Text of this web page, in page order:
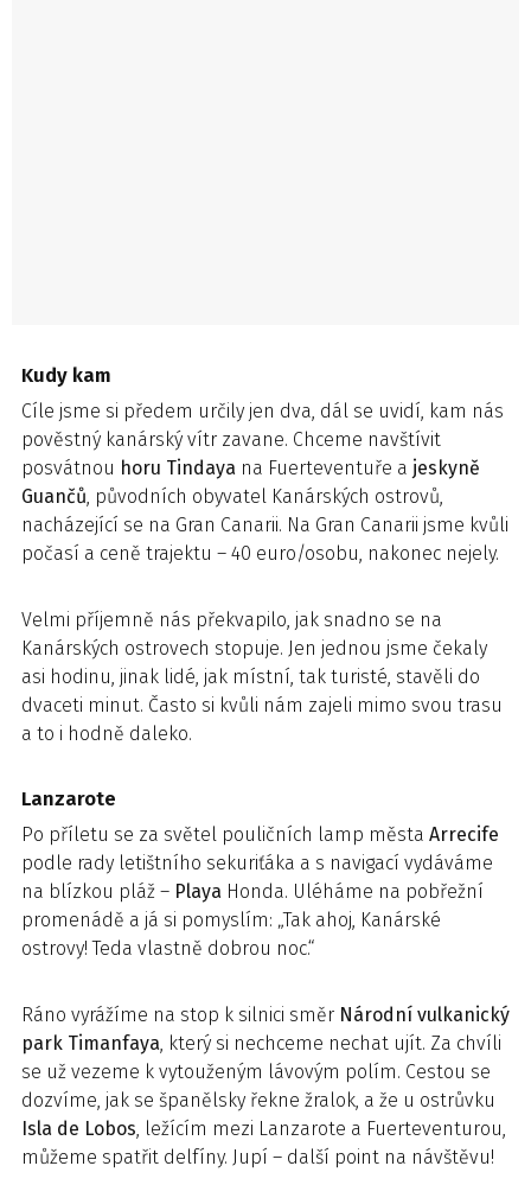
Kudy kam
Cíle jsme si předem určily jen dva, dál se uvidí, kam nás
pověstný kanárský vítr zavane. Chceme navštívit
posvátnou horu Tindaya na Fuerteventuře a jeskyně
Guančů, původních obyvatel Kanárských ostrovů,
nacházející se na Gran Canarii. Na Gran Canarii jsme kvůli
počasí a ceně trajektu – 40 euro/osobu, nakonec nejely.
Velmi příjemně nás překvapilo, jak snadno se na
Kanárských ostrovech stopuje. Jen jednou jsme čekaly
asi hodinu, jinak lidé, jak místní, tak turisté, stavěli do
dvaceti minut. Často si kvůli nám zajeli mimo svou trasu
a to i hodně daleko.
Lanzarote
Po příletu se za světel pouličních lamp města Arrecife
podle rady letištního sekuriťáka a s navigací vydáváme
na blízkou pláž – Playa Honda. Uléháme na pobřežní
promenádě a já si pomyslím: „Tak ahoj, Kanárské
ostrovy! Teda vlastně dobrou noc.“
Ráno vyrážíme na stop k silnici směr Národní vulkanický
park Timanfaya, který si nechceme nechat ujít. Za chvíli
se už vezeme k vytouženým lávovým polím. Cestou se
dozvíme, jak se španělsky řekne žralok, a že u ostrůvku
Isla de Lobos, ležícím mezi Lanzarote a Fuerteventurou,
můžeme spatřit delfíny. Jupí – další point na návštěvu!